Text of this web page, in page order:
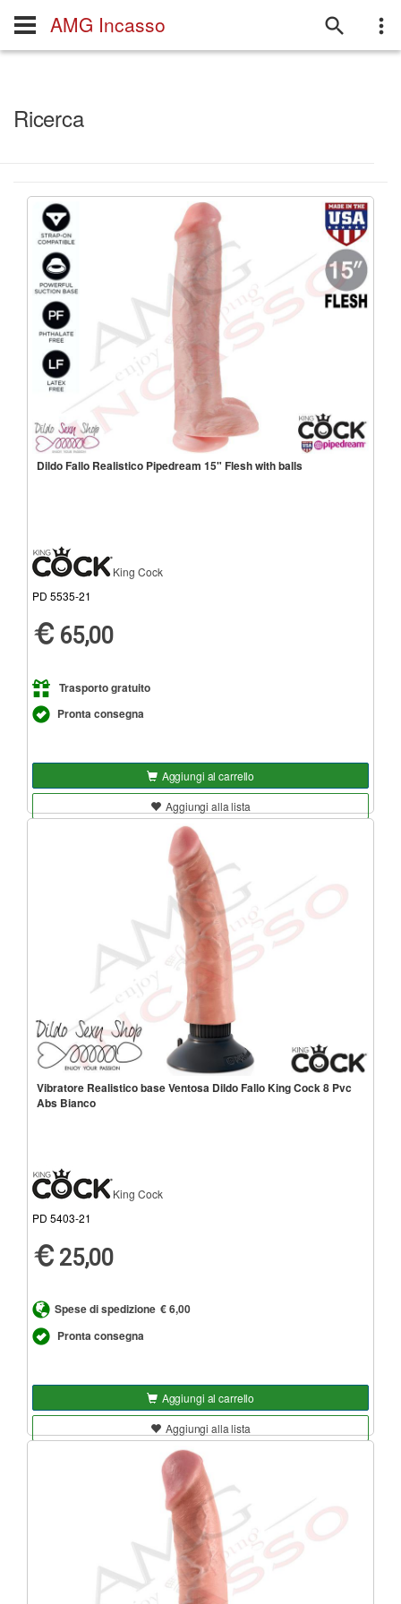
AMG Incasso
Ricerca
Dildo Fallo Realistico Pipedream 15" Flesh with balls
King Cock
PD 5535-21
65,00
Trasporto gratuito
Pronta consegna
Aggiungi al carrello
Aggiungi alla lista
Vibratore Realistico base Ventosa Dildo Fallo King Cock 8 Pvc
Abs Bianco
King Cock
PD 5403-21
25,00
Spese di spedizione € 6,00
Pronta consegna
Aggiungi al carrello
Aggiungi alla lista